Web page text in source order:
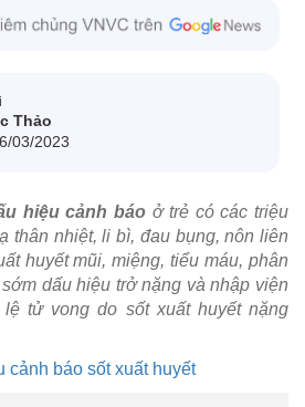
Thảo
03/2023
hiệu cảnh báo ở trẻ có các triệu
thân nhiệt, li bì, đau bụng, nôn liên
huyết mũi, miệng, tiểu máu, phân
dấu hiệu trở nặng và nhập viện
tử vong do sốt xuất huyết nặng